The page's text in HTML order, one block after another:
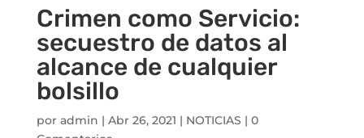
Crimen como Servicio:
secuestro de datos al
alcance de cualquier
bolsillo
por admin | Abr 26, 2021 | NOTICIAS | 0